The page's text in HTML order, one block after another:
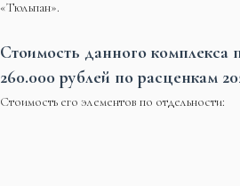
«Тюльпан».
Стоимость данного комплекса
260.000 рублей по расценкам
Стоимость его элементов по отдельности: